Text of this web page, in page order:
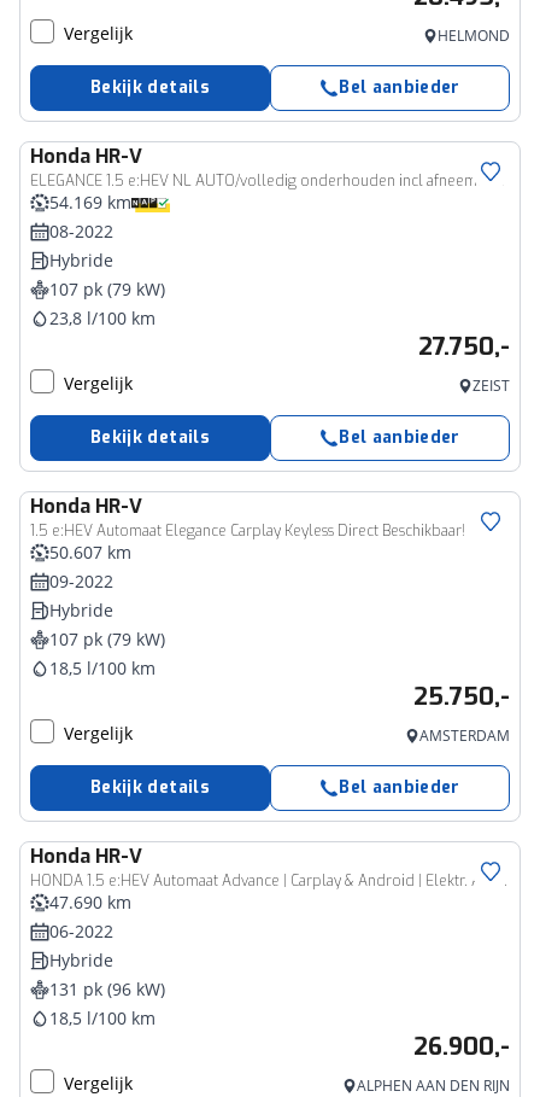
Vergelijk HELMOND
Bekijk details Bel aanbieder
Honda HR-V
ELEGANCE 1.5 e:HEV NL AUTO/volledig onderhouden incl afneembaar trekhaak incl aflevering en bovag garantie
54.169 km
08-2022
Hybride
107 pk (79 kW)
23,8 l/100 km
27.750,-
Vergelijk ZEIST
Bekijk details Bel aanbieder
Honda HR-V
1.5 e:HEV Automaat Elegance Carplay Keyless Direct Beschikbaar!
50.607 km
09-2022
Hybride
107 pk (79 kW)
18,5 l/100 km
25.750,-
Vergelijk AMSTERDAM
Bekijk details Bel aanbieder
Honda HR-V
HONDA 1.5 e:HEV Automaat Advance | Carplay & Android | Elektr. Achterklep
47.690 km
06-2022
Hybride
131 pk (96 kW)
18,5 l/100 km
26.900,-
Vergelijk ALPHEN AAN DEN RIJN